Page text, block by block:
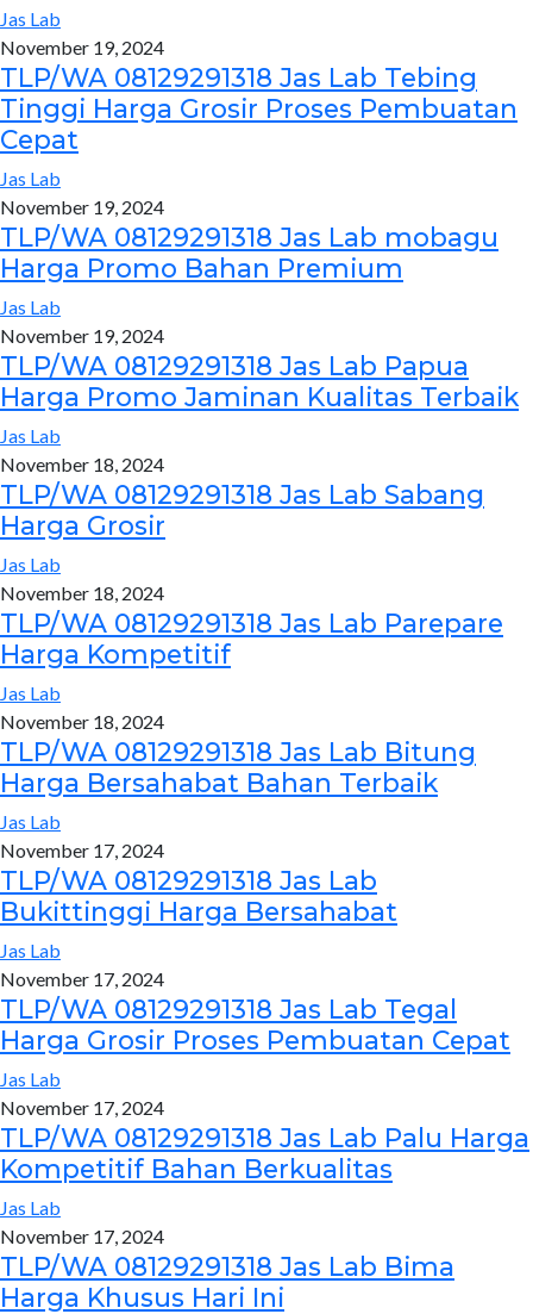
Jas Lab
November 19, 2024
TLP/WA 08129291318 Jas Lab Tebing
Tinggi Harga Grosir Proses Pembuatan
Cepat
Jas Lab
November 19, 2024
TLP/WA 08129291318 Jas Lab mobagu
Harga Promo Bahan Premium
Jas Lab
November 19, 2024
TLP/WA 08129291318 Jas Lab Papua
Harga Promo Jaminan Kualitas Terbaik
Jas Lab
November 18, 2024
TLP/WA 08129291318 Jas Lab Sabang
Harga Grosir
Jas Lab
November 18, 2024
TLP/WA 08129291318 Jas Lab Parepare
Harga Kompetitif
Jas Lab
November 18, 2024
TLP/WA 08129291318 Jas Lab Bitung
Harga Bersahabat Bahan Terbaik
Jas Lab
November 17, 2024
TLP/WA 08129291318 Jas Lab
Bukittinggi Harga Bersahabat
Jas Lab
November 17, 2024
TLP/WA 08129291318 Jas Lab Tegal
Harga Grosir Proses Pembuatan Cepat
Jas Lab
November 17, 2024
TLP/WA 08129291318 Jas Lab Palu Harga
Kompetitif Bahan Berkualitas
Jas Lab
November 17, 2024
TLP/WA 08129291318 Jas Lab Bima
Harga Khusus Hari Ini